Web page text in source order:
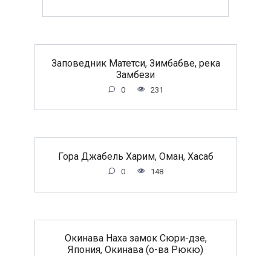
Заповедник Матетси, Зимбабве, река
Замбези
0 231
Гора Джабель Харим, Оман, Хасаб
0 148
Окинава Наха замок Сюри-дзе,
Япония, Окинава (о-ва Рюкю)